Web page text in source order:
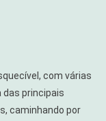
com várias
das principais
caminhando por